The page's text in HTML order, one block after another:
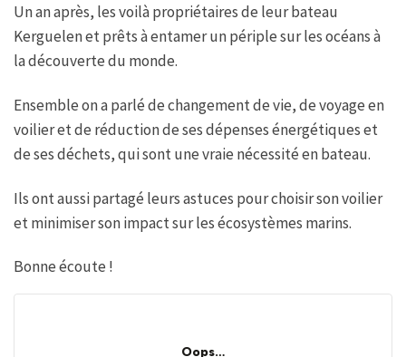
Un an après, les voilà propriétaires de leur bateau
Kerguelen et prêts à entamer un périple sur les océans à
la découverte du monde.
Ensemble on a parlé de changement de vie, de voyage en
voilier et de réduction de ses dépenses énergétiques et
de ses déchets, qui sont une vraie nécessité en bateau.
Ils ont aussi partagé leurs astuces pour choisir son voilier
et minimiser son impact sur les écosystèmes marins.
Bonne écoute !